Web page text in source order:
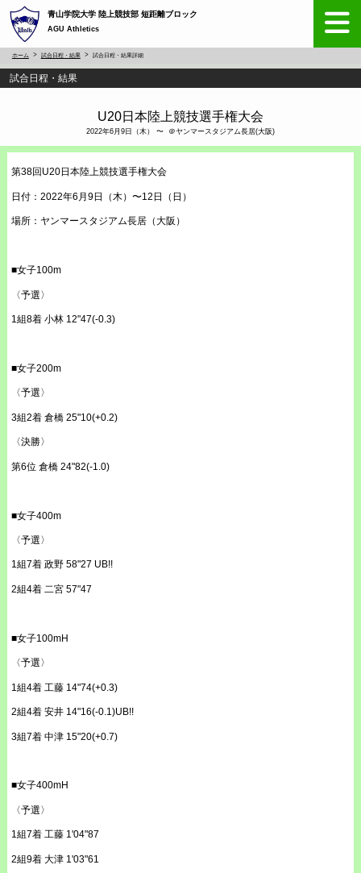
青山学院大学 陸上競技部 短距離ブロック
AGU Athletics
ホーム 試合日程・結果 試合日程・結果詳細
試合日程・結果
U20日本陸上競技選手権大会
2022年6月9日（木） 〜 ＠ヤンマースタジアム長居(大阪)
第38回U20日本陸上競技選手権大会
日付：2022年6月9日（木）〜12日（日）
場所：ヤンマースタジアム長居（大阪）
■女子100m
〈予選〉
1組8着 小林 12"47(-0.3)
■女子200m
〈予選〉
3組2着 倉橋 25"10(+0.2)
〈決勝〉
第6位 倉橋 24"82(-1.0)
■女子400m
〈予選〉
1組7着 政野 58"27 UB!!
2組4着 二宮 57"47
■女子100mH
〈予選〉
1組4着 工藤 14"74(+0.3)
2組4着 安井 14"16(-0.1)UB!!
3組7着 中津 15"20(+0.7)
■女子400mH
〈予選〉
1組7着 工藤 1'04"87
2組9着 大津 1'03"61